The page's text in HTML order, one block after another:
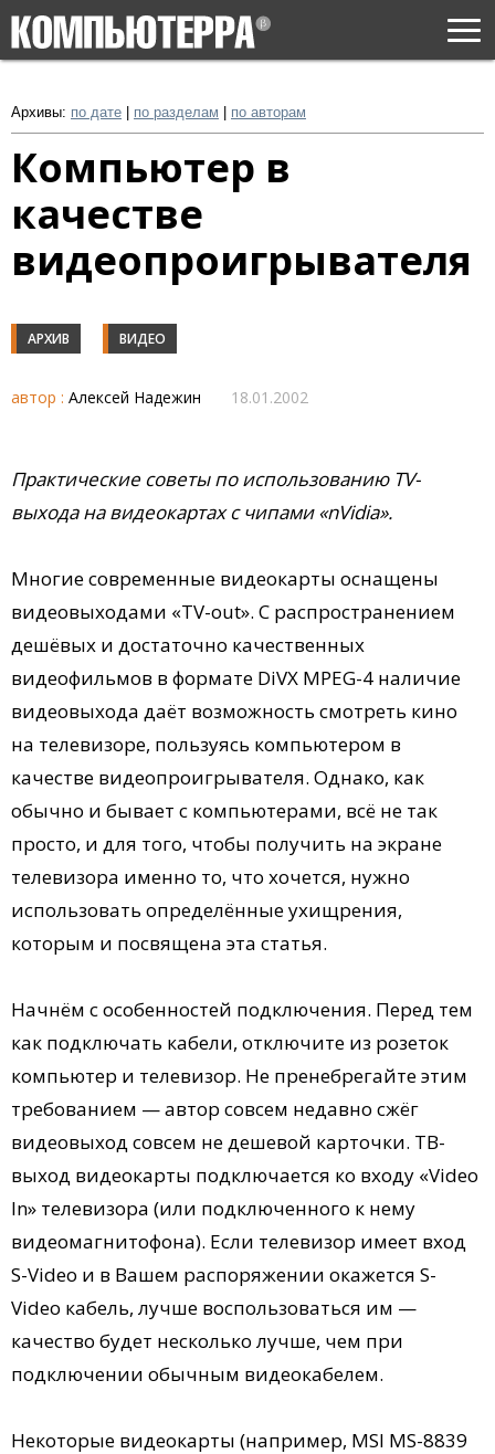
Архивы: по дате по разделам по авторам
Компьютер в
качестве
видеопроигрывателя
АРХИВ ВИДЕО
автор : Алексей Надежин 18.01.2002
Практические советы по использованию TV-
выхода на видеокартах с чипами «nVidia».
Многие современные видеокарты оснащены
видеовыходами «TV-out». С распространением
дешёвых и достаточно качественных
видеофильмов в формате DiVX MPEG-4 наличие
видеовыхода даёт возможность смотреть кино
на телевизоре, пользуясь компьютером в
качестве видеопроигрывателя. Однако, как
обычно и бывает с компьютерами, всё не так
просто, и для того, чтобы получить на экране
телевизора именно то, что хочется, нужно
использовать определённые ухищрения,
которым и посвящена эта статья.
Начнём с особенностей подключения. Перед тем
как подключать кабели, отключите из розеток
компьютер и телевизор. Не пренебрегайте этим
требованием — автор совсем недавно сжёг
видеовыход совсем не дешевой карточки. ТВ-
выход видеокарты подключается ко входу «Video
In» телевизора (или подключенного к нему
видеомагнитофона). Если телевизор имеет вход
S-Video и в Вашем распоряжении окажется S-
Video кабель, лучше воспользоваться им —
качество будет несколько лучше, чем при
подключении обычным видеокабелем.
Некоторые видеокарты (например, MSI MS-8839